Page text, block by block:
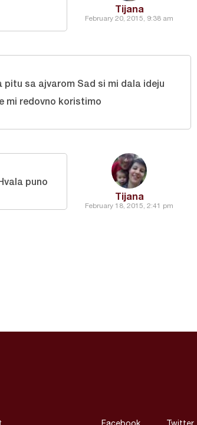
Tijana
February 20, 2015, 9:38 am
pitu sa ajvarom Sad si mi dala ideju
mi redovno koristimo
Tijana
February 18, 2015, 2:41 pm
puno
Facebook Twitter